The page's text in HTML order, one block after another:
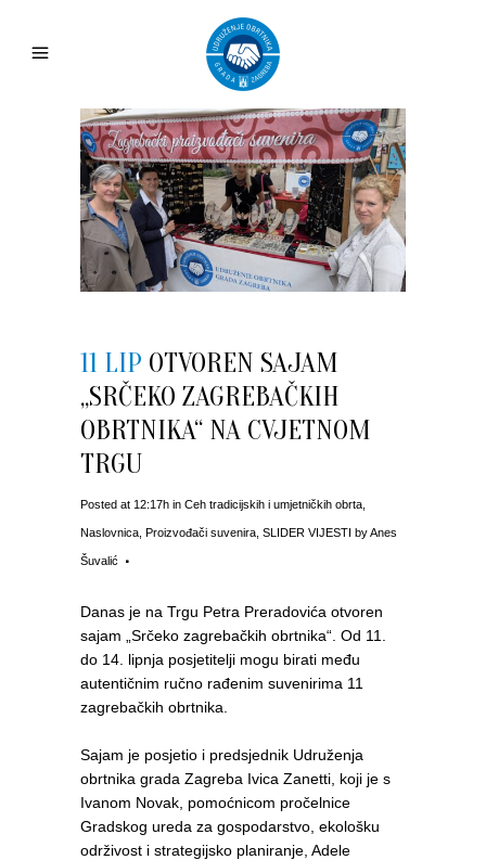
11 LIP OTVOREN SAJAM
„SRČEKO ZAGREBAČKIH
OBRTNIKA“ NA CVJETNOM
TRGU
Posted at 12:17h in Ceh tradicijskih i umjetničkih obrta
Naslovnica Proizvođači suvenira SLIDER VIJESTI byAnes
Šuvalić
Danas je na Trgu Petra Preradovića otvoren
sajam „Srčeko zagrebačkih obrtnika“. Od 11.
do 14. lipnja posjetitelji mogu birati među
autentičnim ručno rađenim suvenirima 11
zagrebačkih obrtnika.
Sajam je posjetio i predsjednik Udruženja
obrtnika grada Zagreba Ivica Zanetti, koji je s
Ivanom Novak, pomoćnicom pročelnice
Gradskog ureda za gospodarstvo, ekološku
održivost i strategijsko planiranje, Adele